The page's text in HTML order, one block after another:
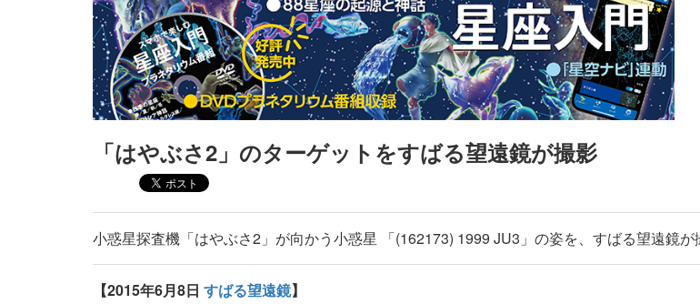
「はやぶさ2」のターゲットをすばる望遠鏡が撮影
小惑星探査機「はやぶさ2」が向かう小惑星 「(162173) 1999 JU3」の姿を、すばる望遠鏡が
【2015年6月8日 すばる望遠鏡】